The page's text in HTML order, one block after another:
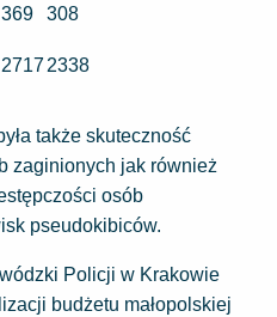
369 308
27172338
także skuteczność
zaginionych jak również
osób
pseudokibiców.
Policji w Krakowie
budżetu małopolskiej